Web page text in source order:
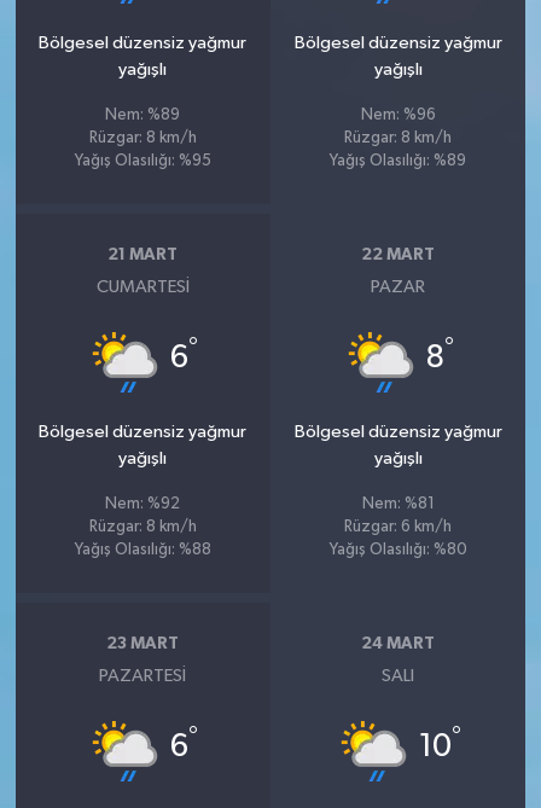
Bölgesel düzensiz yağmur
yağışlı
Nem: %89
Rüzgar: 8 km/h
Yağış Olasılığı: %95
Bölgesel düzensiz yağmur
yağışlı
Nem: %96
Rüzgar: 8 km/h
Yağış Olasılığı: %89
21 MART
CUMARTESI
6°
Bölgesel düzensiz yağmur
yağışlı
Nem: %92
Rüzgar: 8 km/h
Yağış Olasılığı: %88
22 MART
PAZAR
8°
Bölgesel düzensiz yağmur
yağışlı
Nem: %81
Rüzgar: 6 km/h
Yağış Olasılığı: %80
23 MART
PAZARTESI
6°
24 MART
SALI
10°